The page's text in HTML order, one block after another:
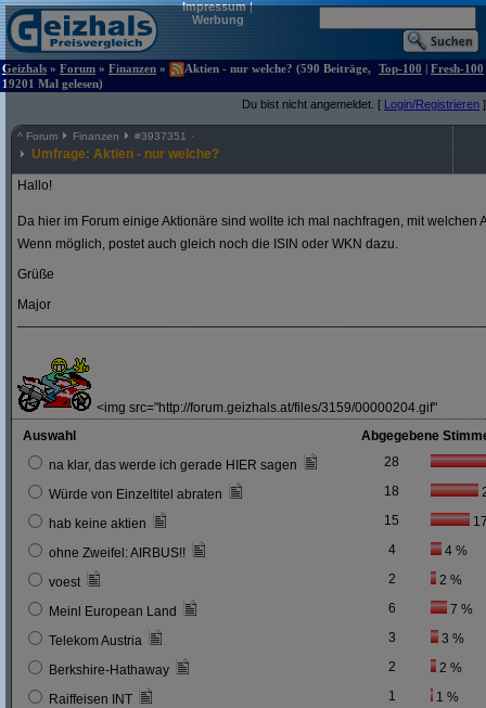
Impressum|
Werbung
Geizhals » Forum » Finanzen »
Aktien - nur welche? (590 Beiträge,
19201 Mal gelesen)
Top-100 | Fresh-100
Du bist nicht angemeldet. [ Login/Registrieren ]
^ Forum Finanzen #3937351
Umfrage: Aktien - nur welche?
Hallo!
Da hier im Forum einige Aktionäre sind wollte ich mal nachfragen, mit welchen
Wenn möglich, postet auch gleich noch die ISIN oder WKN dazu.
Grüße
Major
<img src="http://forum.geizhals.at/files/3159/00000204.gif"
Auswahl
Abgegebene
na klar, das werde ich gerade HIER sagen
28
Würde von Einzeltitel abraten 18
hab keine aktien 15
ohne Zweifel: AIRBUS!! 4 4 %
voest 2 2 %
Meinl European Land 6 7 %
Telekom Austria 3 3 %
Berkshire-Hathaway 2 2 %
Raiffeisen INT 1 1 %